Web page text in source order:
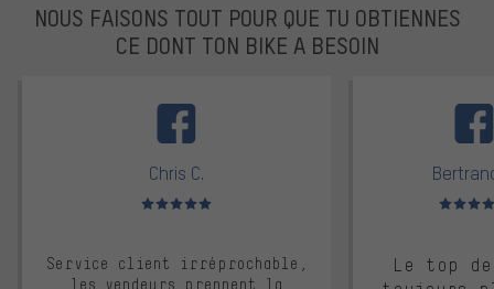
NOUS FAISONS TOUT POUR QUE TU OBTIENNES
CE DONT TON BIKE A BESOIN
Chris C.
Note moyenne : 5 sur 5
Service client irréprochable,
les vendeurs prennent la
Note
Le top